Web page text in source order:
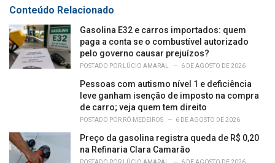
o
r
i
e
s
:
:Conteúdo Relacionado
Gasolina E32 e carros importados: quem
paga a conta se o combustível autorizado
pelo governo causar prejuízos?
POSTADO POR LÚCIO AMARAL 6 DE AGOSTO DE 2026
Pessoas com autismo nível 1 e deficiência
leve ganham isenção de imposto na compra
de carro; veja quem tem direito
POSTADO POR RÔ MEDEIROS 6 DE AGOSTO DE 2026
Preço da gasolina registra queda de R$ 0,20
na Refinaria Clara Camarão